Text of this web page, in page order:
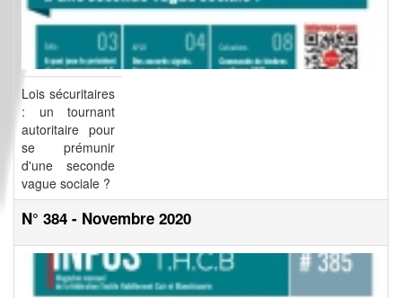
Lois sécuritaires
: un tournant
autoritaire pour
se prémunir
d'une seconde
vague sociale ?
N° 384 - Novembre 2020